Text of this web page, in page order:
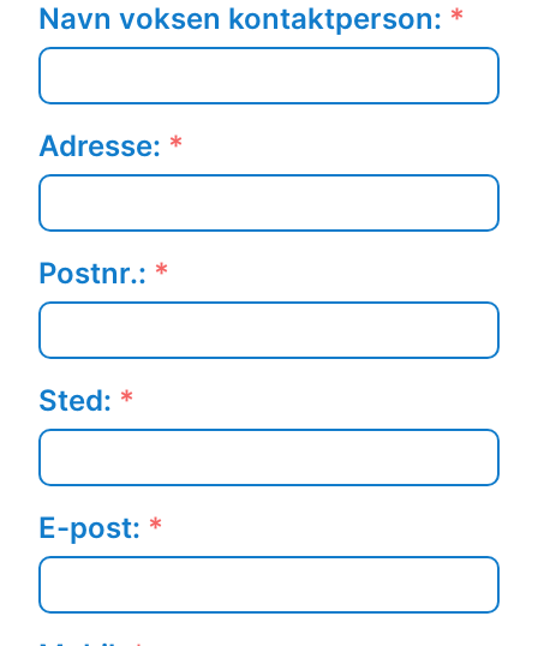
Navn voksen kontaktperson: *
Adresse: *
Postnr.: *
Sted: *
E-post: *